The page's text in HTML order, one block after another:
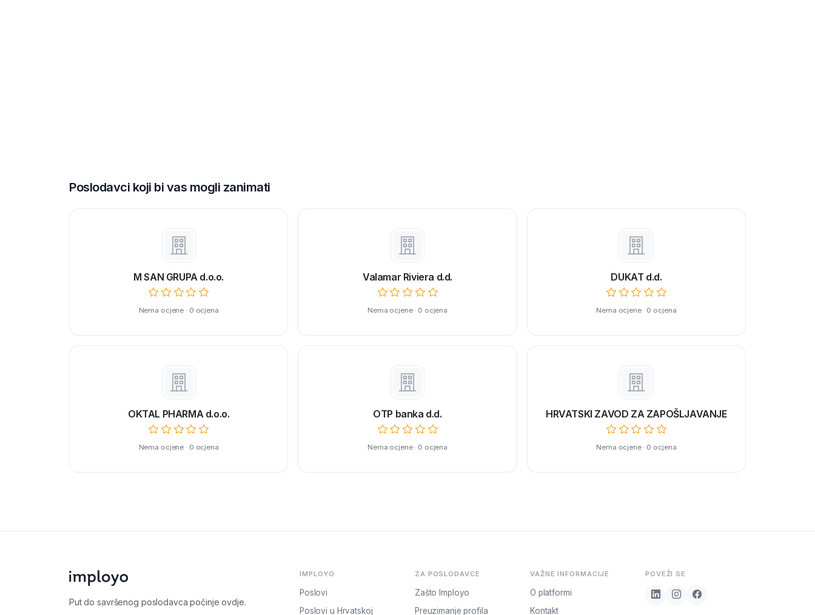
Poslodavci koji bi vas mogli zanimati
M SAN GRUPA d.o.o.
Nema ocjene · 0 ocjena
Valamar Riviera d.d.
Nema ocjene · 0 ocjena
DUKAT d.d.
Nema ocjene · 0 ocjena
OKTAL PHARMA d.o.o.
Nema ocjene · 0 ocjena
OTP banka d.d.
Nema ocjene · 0 ocjena
HRVATSKI ZAVOD ZA ZAPOŠLJAVANJE
Nema ocjene · 0 ocjena
Put do savršenog poslodavca počinje ovdje.
IMPLOYO
Poslovi
Poslovi u Hrvatskoj
ZA POSLODAVCE
Zašto Imployo
Preuzimanje profila
VAŽNE INFORMACIJE
O platformi
Kontakt
POVEŽI SE